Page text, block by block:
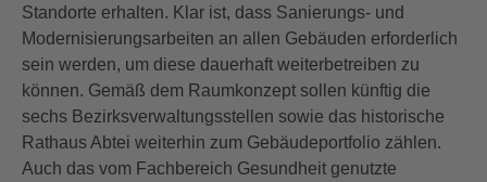
Standorte erhalten. Klar ist, dass Sanierungs- und
Modernisierungsarbeiten an allen Gebäuden erforderlich
sein werden, um diese dauerhaft weiterbetreiben zu
können. Gemäß dem Raumkonzept sollen künftig die
sechs Bezirksverwaltungsstellen sowie das historische
Rathaus Abtei weiterhin zum Gebäudeportfolio zählen.
Auch das vom Fachbereich Gesundheit genutzte